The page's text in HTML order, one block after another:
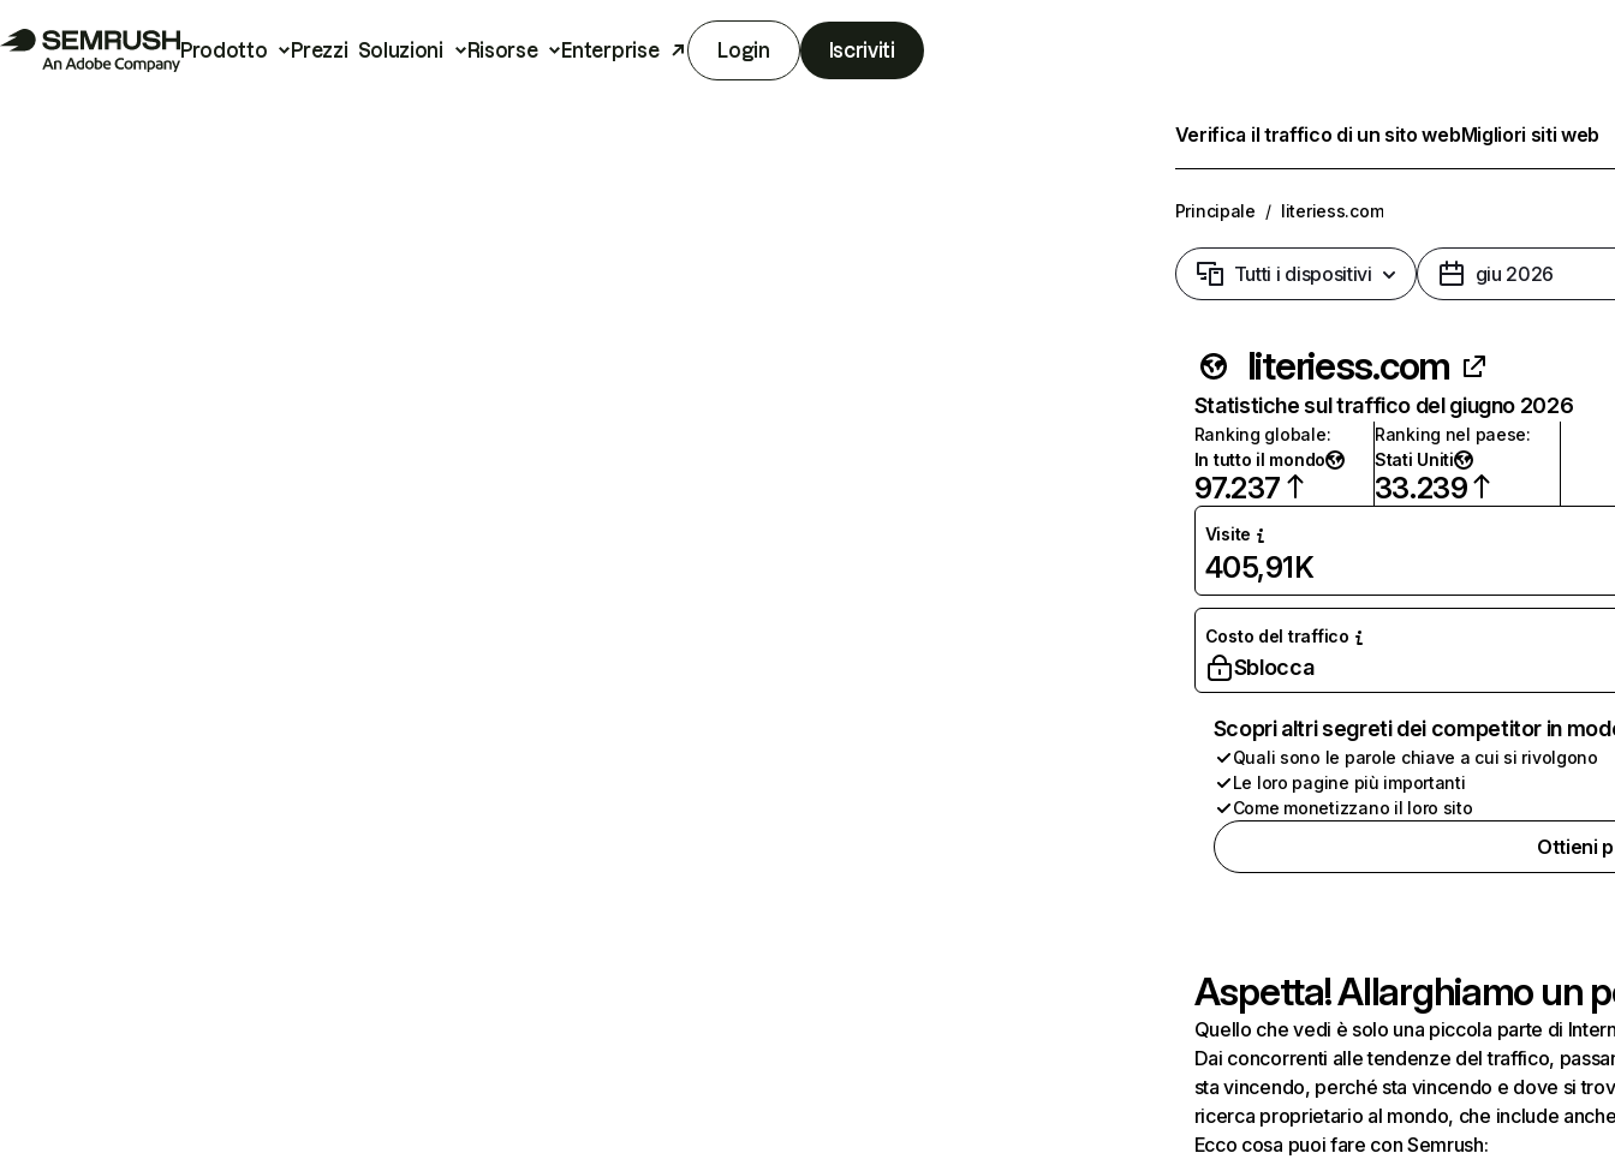
Prodotto Prezzi Soluzioni Risorse Enterprise Login Iscriviti
Verifica il traffico di un sito webMigliori siti web
Principale / literiess.com
Tutti i dispositivi giu 2026
literiess.com
Statistiche sul traffico del giugno 2026
Ranking globale:
In tutto il mondo
97.237
Ranking nel paese:
Stati Uniti
33.239
Visite
405,91K
Costo del traffico
Sblocca
Scopri altri segreti dei competitor in
Quali sono le parole chiave a cui si rivolgono
Le loro pagine più importanti
Come monetizzano il loro sito
Ottieni
Aspetta! Allarghiamo un
Quello che vedi è solo una piccola parte di
Dai concorrenti alle tendenze del traffico,
sta vincendo, perché sta vincendo e dove si
ricerca proprietario al mondo, che include
Ecco cosa puoi fare con Semrush: